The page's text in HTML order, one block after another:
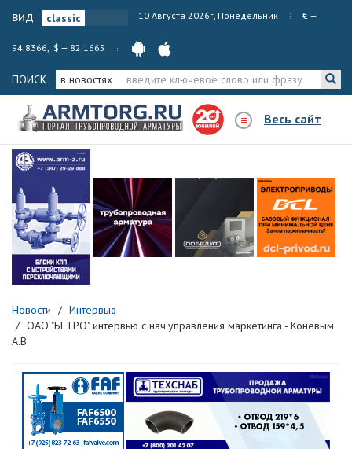
вид 10 Августа 2026г, Понедельник € —
94.8366, $ — 82.1665
ПОИСК в новостях
Весь сайт
Новости
Интервью
ОАО "БЕТРО" интервью с нач.управления маркетинга - Коневым
А.В.